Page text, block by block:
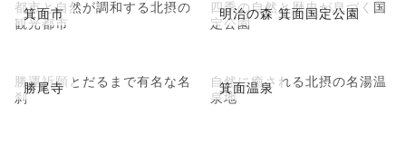
箕面市
都市と自然が調和する北摂の
観光都市
明治の森 箕面国定公園
四季の自然と歴史が息づく国
定公園
勝尾寺
勝運祈願とだるまで有名な名
刹
箕面温泉
自然に癒される北摂の名湯温
泉地